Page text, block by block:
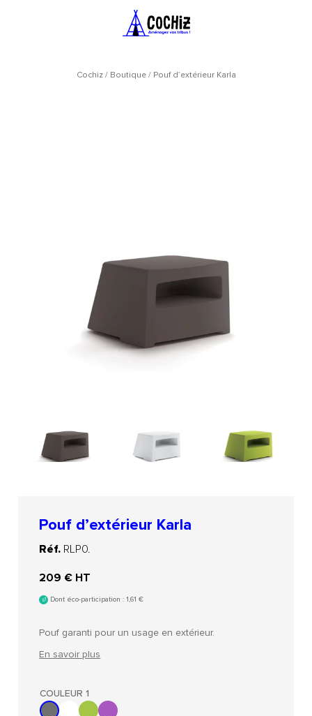
Cochiz/ Boutique/ Pouf d’extérieur Karla
Pouf d’extérieur Karla
Réf. RLP0.
209 € HT
Dont éco-participation :1,61€
Pouf garanti pour un usage en extérieur.
En savoir plus
COULEUR 1